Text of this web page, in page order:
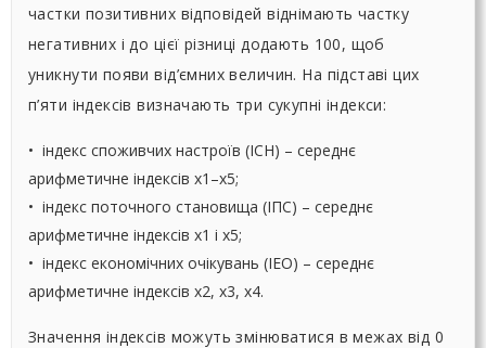
частки позитивних відповідей віднімають частку
негативних і до цієї різниці додають 100, щоб
уникнути появи від’ємних величин. На підставі цих
п’яти індексів визначають три сукупні індекси:
• індекс споживчих настроїв (ІСН) – середнє
арифметичне індексів х1–х5;
• індекс поточного становища (ІПС) – середнє
арифметичне індексів х1 і х5;
• індекс економічних очікувань (ІЕО) – середнє
арифметичне індексів х2, х3, х4.
Значення індексів можуть змінюватися в межах від 0